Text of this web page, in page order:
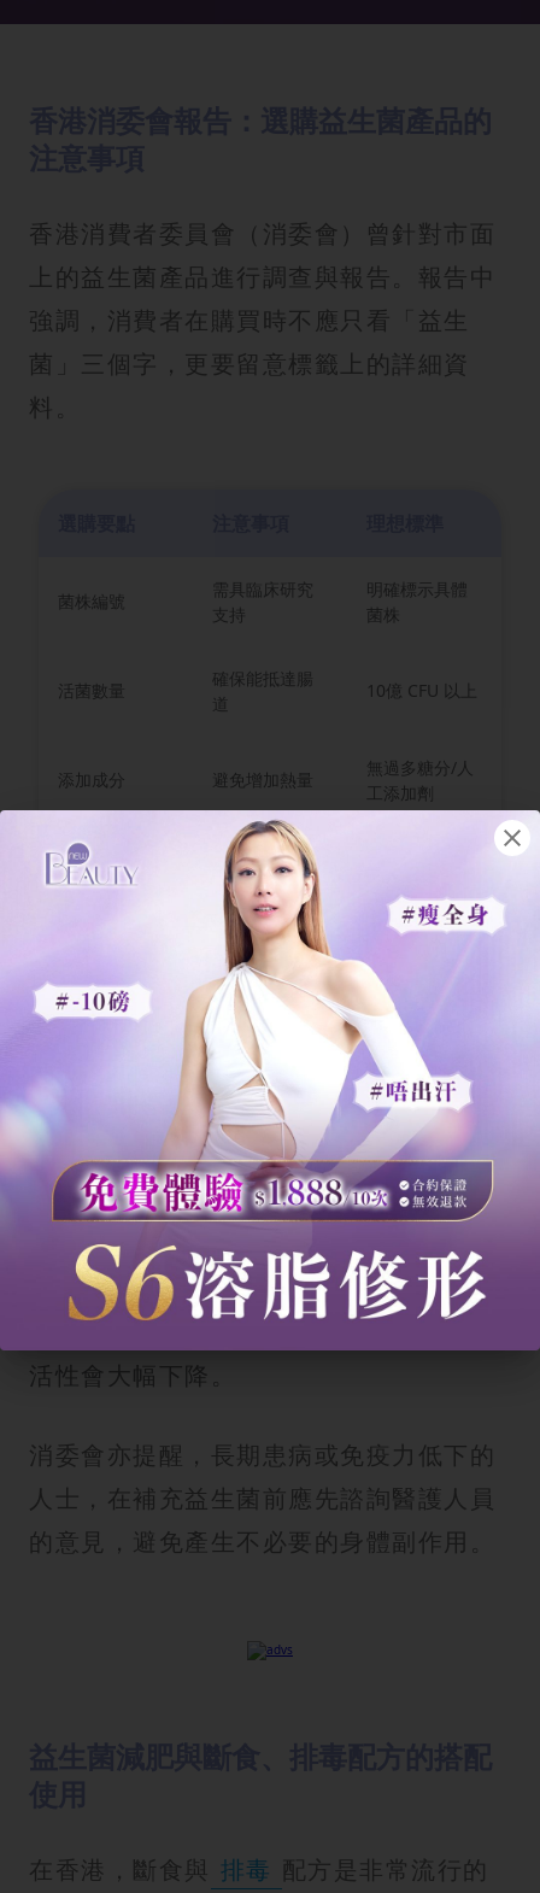
香港消費者委員會（消委會）曾針對市面
上的益生菌產品進行調查與報告。報告中
強調，消費者在購買時不應只看「益生
菌」三個字，更要留意標籤上的詳細資
料。
菌株編號
需具臨床研究
支持
明確標示具體
菌株
活菌數量
確保能抵達腸
道
10億 CFU 以上
添加成分 避免增加熱量
無過多糖分/人
工添加劑
儲存方法 保持菌活性
1. 菌株編號：具備臨床研究的產品通常會
標明具體的菌株編號。
2. 活菌數量：並非越多越好，但需確保有
足夠數量（通常建議 10 億 CFU 以上）能
順利抵達消化道。
3. 添加成分：部分產品為了口感會加入過
多糖分或人工添加劑，長期服用反而增加
熱量攝取量。
4. 儲存方法：某些益生菌需要冷藏，否則
活性會大幅下降。
消委會亦提醒，長期患病或免疫力低下的
人士，在補充益生菌前應先諮詢醫護人員
的意見，避免產生不必要的身體副作用。
在香港，斷食與 排毒 配方是非常流行的